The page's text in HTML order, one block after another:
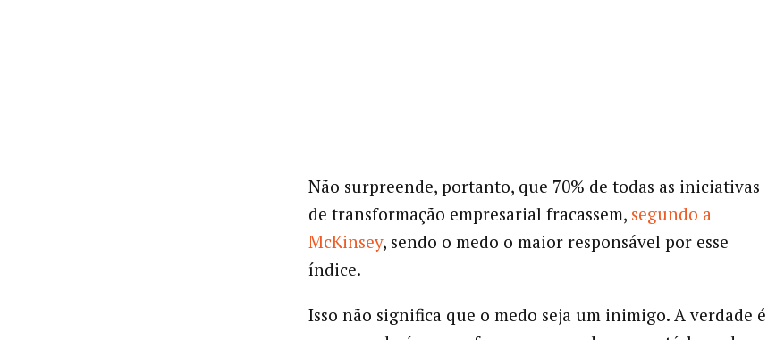
Não surpreende, portanto, que 70% de todas as iniciativas
de transformação empresarial fracassem, segundo a
McKinsey, sendo o medo o maior responsável por esse
índice.
Isso não significa que o medo seja um inimigo. A verdade é